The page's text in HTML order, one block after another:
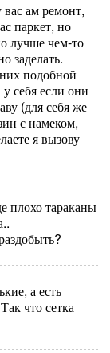
ам ремонт,
паркет, но
лучше чем-то
заделать.
подобной
себя если они
(для себя же
с намеком,
я вызову
плохо тараканы
а есть
что сетка